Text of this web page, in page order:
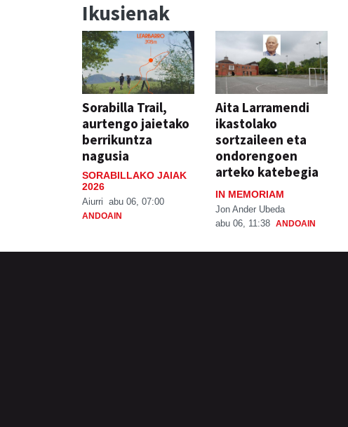
Ikusienak
Sorabilla Trail,
aurtengo jaietako
berrikuntza
nagusia
SORABILLAKO JAIAK
2026
Aiurri abu 06, 07:00
ANDOAIN
Aita Larramendi
ikastolako
sortzaileen eta
ondorengoen
arteko katebegia
IN MEMORIAM
Jon Ander Ubeda
abu 06, 11:38 ANDOAIN